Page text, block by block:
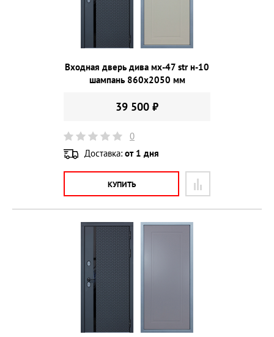
Входная дверь дива мх-47 str н-10
шампань 860х2050 мм
39 500 ₽
0
Доставка: от 1 дня
КУПИТЬ